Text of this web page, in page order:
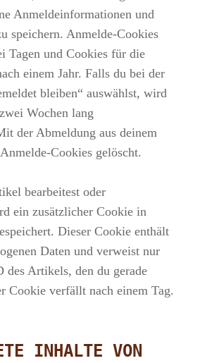
Anmeldeinformationen und
speichern. Anmelde-Cookies
Tagen und Cookies für die
einem Jahr. Falls du bei der
bleiben“ auswählst, wird
Wochen lang
der Abmeldung aus deinem
Cookies gelöscht.
bearbeitest oder
ein zusätzlicher Cookie in
Dieser Cookie enthält
Daten und verweist nur
des Artikels, den du gerade
Cookie verfällt nach einem Tag.
INHALTE VON